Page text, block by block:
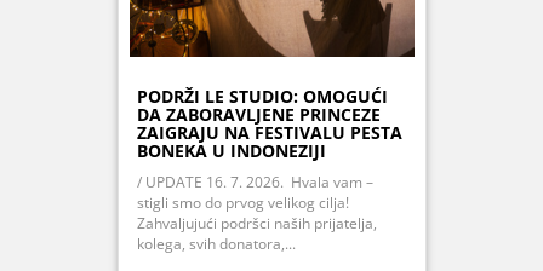
PODRŽI LE STUDIO: OMOGUĆI
DA ZABORAVLJENE PRINCEZE
ZAIGRAJU NA FESTIVALU PESTA
BONEKA U INDONEZIJI
/ UPDATE 16. 7. 2026. Hvala vam –
stigli smo do prvog velikog cilja!
Zahvaljujući podršci naših prijatelja,
kolega, svih donatora,...